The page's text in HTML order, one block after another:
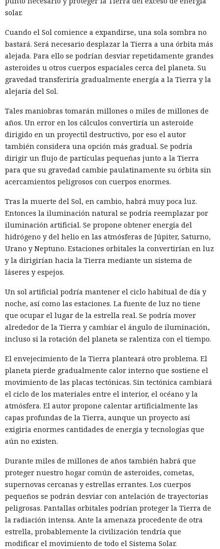
solar.
Cuando el Sol comience a expandirse, una sola sombra no
bastará. Será necesario desplazar la Tierra a una órbita más
alejada. Para ello se podrían desviar repetidamente grandes
asteroides u otros cuerpos espaciales cerca del planeta. Su
gravedad transferiría gradualmente energía a la Tierra y la
alejaría del Sol.
Tales maniobras tomarán millones o miles de millones de
años. Un error en los cálculos convertiría un asteroide
dirigido en un proyectil destructivo, por eso el autor
también considera una opción más gradual. Se podría
dirigir un flujo de partículas pequeñas junto a la Tierra
para que su gravedad cambie paulatinamente su órbita sin
acercamientos peligrosos con cuerpos enormes.
Tras la muerte del Sol, en cambio, habrá muy poca luz.
Entonces la iluminación natural se podría reemplazar por
iluminación artificial. Se propone obtener energía del
hidrógeno y del helio en las atmósferas de Júpiter, Saturno,
Urano y Neptuno. Estaciones orbitales la convertirían en luz
y la dirigirían hacia la Tierra mediante un sistema de
láseres y espejos.
Un sol artificial podría mantener el ciclo habitual de día y
noche, así como las estaciones. La fuente de luz no tiene
que ocupar el lugar de la estrella real. Se podría mover
alrededor de la Tierra y cambiar el ángulo de iluminación,
incluso si la rotación del planeta se ralentiza con el tiempo.
El envejecimiento de la Tierra planteará otro problema. El
planeta pierde gradualmente calor interno que sostiene el
movimiento de las placas tectónicas. Sin tectónica cambiará
el ciclo de los materiales entre el interior, el océano y la
atmósfera. El autor propone calentar artificialmente las
capas profundas de la Tierra, aunque un proyecto así
exigiría enormes cantidades de energía y tecnologías que
aún no existen.
Durante miles de millones de años también habrá que
proteger nuestro hogar común de asteroides, cometas,
supernovas cercanas y estrellas errantes. Los cuerpos
pequeños se podrán desviar con antelación de trayectorias
peligrosas. Pantallas orbitales podrían proteger la Tierra de
la radiación intensa. Ante la amenaza procedente de otra
estrella, probablemente la civilización tendría que
modificar el movimiento de todo el Sistema Solar.